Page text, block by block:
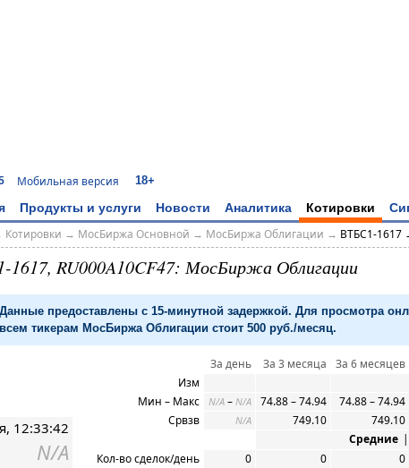
Мобильная версия 18+
Продукты и услуги Новости Аналитика Котировки
Котировки → МосБиржа Основной → МосБиржа Облигации → ВТБС1-1617
1617, RU000A10CF47: МосБиржа Облигации
Данные предоставлены с 15-минутной задержкой. Для просмотра
всем тикерам МосБиржа Облигации стоит 500 руб./месяц.
12:33:42
N/A
За день За 3 месяца За 6 месяцев
Изм
Мин – Макс
N/A – N/A 74.88 – 74.94 74.88 – 74.94
Срвзв
N/A 749.10 749.10
Средние |
Кол-во сделок/день
0 0 0